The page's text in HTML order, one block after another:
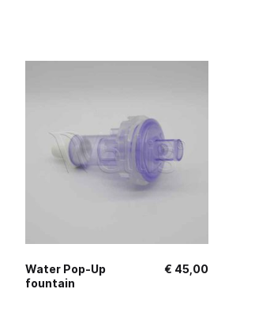
Water Pop-Up
fountain
€ 45,00